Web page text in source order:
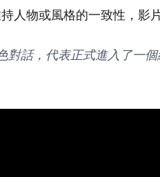
人物或風格的一致性，影
對話，代表正式進入了一